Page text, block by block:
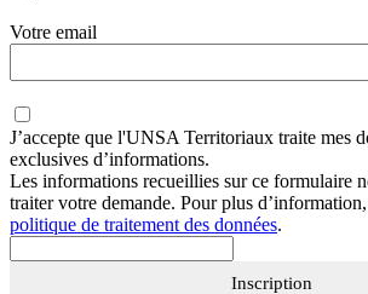
Votre email
J’accepte que l'UNSA Territoriaux traite mes
exclusives d’informations.
Les informations recueillies sur ce formulaire
traiter votre demande. Pour plus
politique de traitement des données.
Inscription